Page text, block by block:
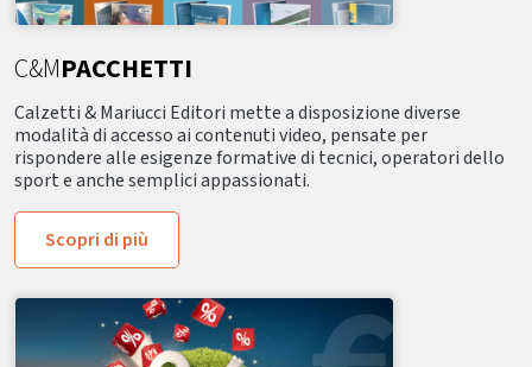
C&MPACCHETTI
Calzetti & Mariucci Editori mette a disposizione diverse
modalità di accesso ai contenuti video, pensate per
rispondere alle esigenze formative di tecnici, operatori dello
sport e anche semplici appassionati.
Scopri di più